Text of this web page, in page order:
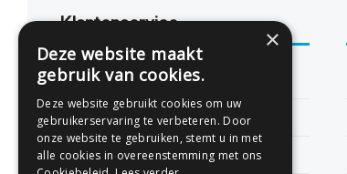
Klantenservice
Bestanden aanleveren
Levertijden
Veelgestelde vragen
×
Deze website maakt
gebruik van cookies.
Deze website gebruikt cookies om uw
gebruikerservaring te verbeteren. Door
onze website te gebruiken, stemt u in met
alle cookies in overeenstemming met ons